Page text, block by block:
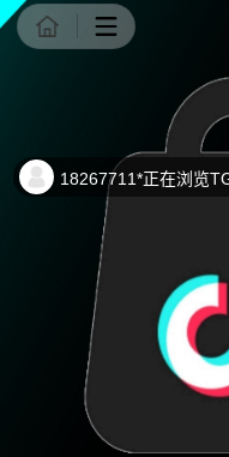
18267711*正在浏览